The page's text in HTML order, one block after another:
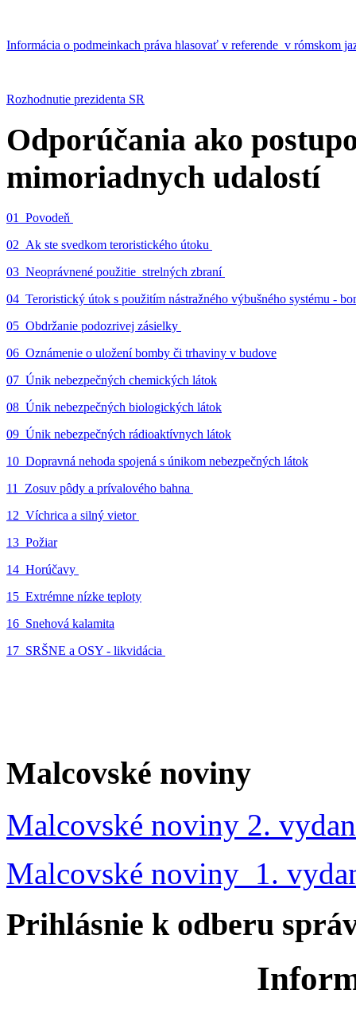
Informácia o podmeinkach práva hlasovať v referende v rómskom
Rozhodnutie prezidenta SR
Odporúčania ako
mimoriadnych udalostí
01_Povodeň
02_Ak ste svedkom teroristického útoku
03_Neoprávnené použitie strelných zbraní
04_Teroristický útok s použitím nástražného výbušného systému -
05_Obdržanie podozrivej zásielky
06_Oznámenie o uložení bomby či trhaviny v budove
07_Únik nebezpečných chemických látok
08_Únik nebezpečných biologických látok
09_Únik nebezpečných rádioaktívnych látok
10_Dopravná nehoda spojená s únikom nebezpečných látok
11_Zosuv pôdy a prívalového bahna
12_Víchrica a silný vietor
13_Požiar
14_Horúčavy
15_Extrémne nízke teploty
16_Snehová kalamita
17_SRŠNE a OSY - likvidácia
Malcovské noviny
Malcovské noviny 2.
Malcovské noviny 1.
Prihlásnie k odberu